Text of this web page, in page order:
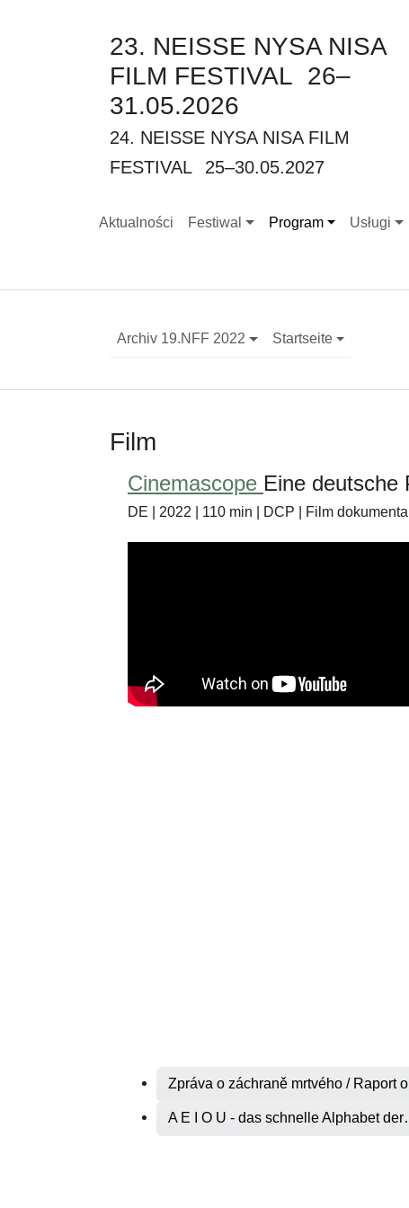
23. NEISSE NYSA NISA
FILM FESTIVAL 26–
31.05.2026
24. NEISSE NYSA NISA FILM
FESTIVAL
25–30.05.2027
Aktualności Festiwal
Submenu for "Festiwal"
Program
Submenu for
Usługi
Archiv 19.NFF 2022 Startseite
Film
Cinemascope Eine deutsche
DE | 2022 | 110 min | DCP | Film
Zpráva o záchraně mrtvého / Raport
A E I O U - das schnelle Alphabet